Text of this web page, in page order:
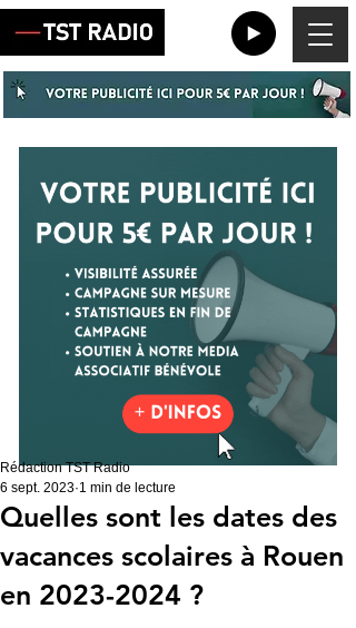
Quelles sont les dates des
vacances scolaires à Rouen
en 2023-2024 ?
Rédaction TST Radio
6 sept. 2023 1 min de lecture